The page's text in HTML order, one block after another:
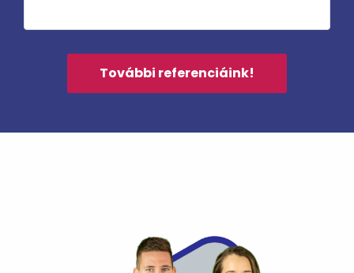
További referenciáink!